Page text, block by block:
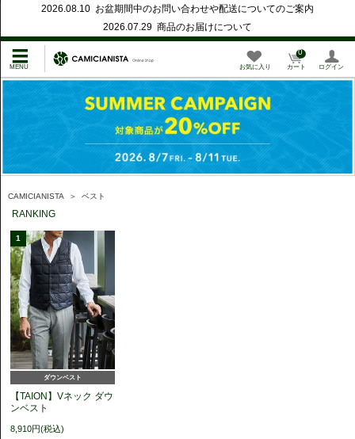
2026.08.10 お盆期間中のお問い合わせや配送についてのご案内
2026.07.29 商品のお届けについて
お気に入り カート
0
ログイン
CAMICIANISTA ＞ ベスト
RANKING
1
ダウンベスト
【TAION】Vネック ダウ
ンベスト
8,910円(税込)